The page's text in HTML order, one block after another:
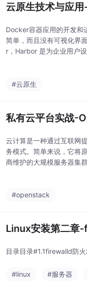
云原生技术与应
Docker容器应用的开发和
简单，而且没有可视化界
r，Harbor 是为企业用户
#云原生
私有云平台实战-
云计算是一种通过互联网
务模式。简单来说，它将
商维护的大规模服务器集
#openstack
Linux安装第二章
目录目录#1.1firewalld防
#linux #服务器